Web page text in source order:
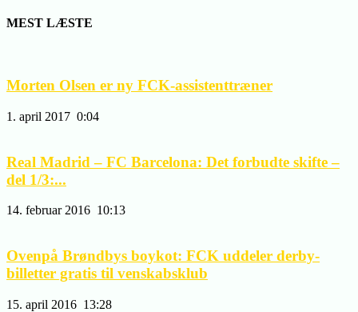
MEST LÆSTE
Morten Olsen er ny FCK-assistenttræner
1. april 2017 0:04
Real Madrid – FC Barcelona: Det forbudte skifte –
del 1/3:...
14. februar 2016 10:13
Ovenpå Brøndbys boykot: FCK uddeler derby-
billetter gratis til venskabsklub
15. april 2016 13:28